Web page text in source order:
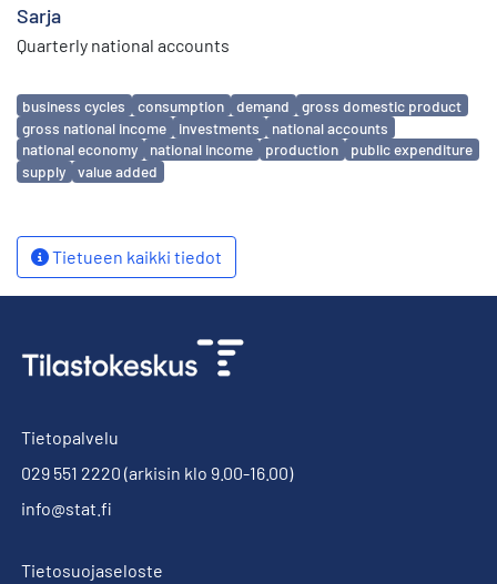
Sarja
Quarterly national accounts
Avainsanat
business cycles consumption demand
gross domestic product
gross national income
investments
national accounts
national economy
national income production
public expenditure
supply
value added
Tietueen kaikki tiedot
Tietopalvelu
029 551 2220 (arkisin klo 9.00-16.00)
info@stat.fi
Tietosuojaseloste